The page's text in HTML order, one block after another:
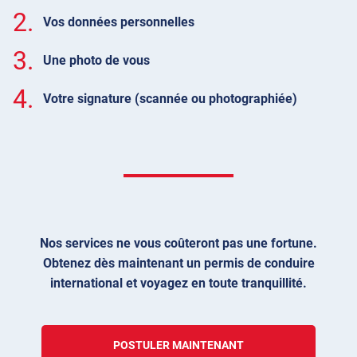
2. Vos données personnelles
3. Une photo de vous
4. Votre signature (scannée ou photographiée)
Nos services ne vous coûteront pas une fortune.
Obtenez dès maintenant un permis de conduire
international et voyagez en toute tranquillité.
POSTULER MAINTENANT